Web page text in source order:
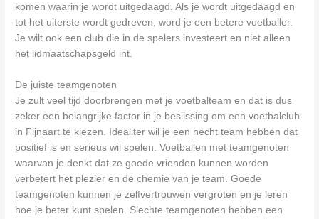
komen waarin je wordt uitgedaagd. Als je wordt uitgedaagd en
tot het uiterste wordt gedreven, word je een betere voetballer.
Je wilt ook een club die in de spelers investeert en niet alleen
het lidmaatschapsgeld int.
De juiste teamgenoten
Je zult veel tijd doorbrengen met je voetbalteam en dat is dus
zeker een belangrijke factor in je beslissing om een voetbalclub
in Fijnaart te kiezen. Idealiter wil je een hecht team hebben dat
positief is en serieus wil spelen. Voetballen met teamgenoten
waarvan je denkt dat ze goede vrienden kunnen worden
verbetert het plezier en de chemie van je team. Goede
teamgenoten kunnen je zelfvertrouwen vergroten en je leren
hoe je beter kunt spelen. Slechte teamgenoten hebben een